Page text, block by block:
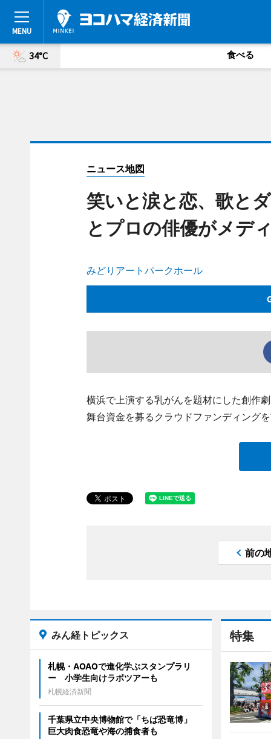
34°C 食べる
ニュース地図
笑いと涙と恋、歌と
とプロの俳優がメデ
みどりアートパークホール
横浜で上演する乳がんを題材にした創作
舞台資金を募るクラウドファンディング
前の
特集
みん経トピックス
札幌・AOAOで進化学ぶスタンプラリ
ー 小学生向けラボツアーも
札幌経済新聞
千葉県立中央博物館で「ちば恐竜博」
巨大肉食恐竜や海の捕食者も